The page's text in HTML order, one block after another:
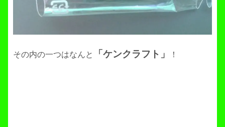
その内の一つはなんと 「ケンクラフト」 ！